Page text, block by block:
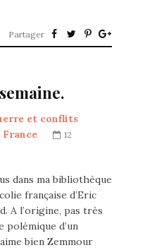
Partager
et conflits
12
dans ma bibliothèque
française d’Eric
A l’origine, pas très
d’un
bien Zemmour